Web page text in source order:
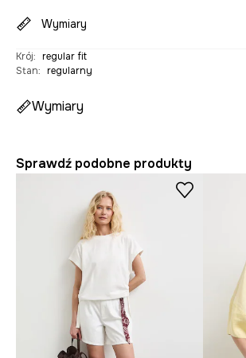
Wymiary
Krój: regular fit
Stan: regularny
Wymiary
Sprawdź podobne produkty